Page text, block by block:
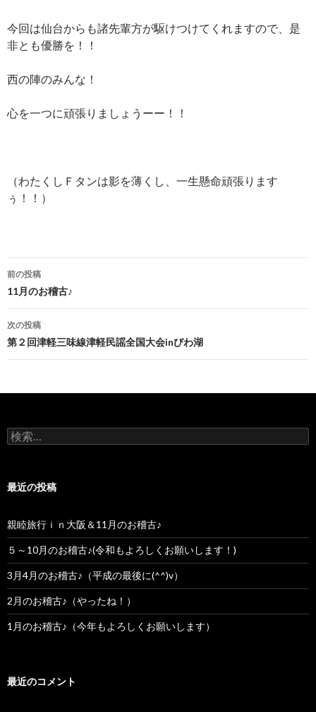
今回は仙台からも諸先輩方が駆けつけてくれますので、是
非とも優勝を！！
西の陣のみんな！
心を一つに頑張りましょうーー！！
（わたくしＦタンは影を薄くし、一生懸命頑張ります
ぅ！！）
投稿ナビゲーション
前の投稿
11月のお稽古♪
次の投稿
第２回津軽三味線津軽民謡全国大会inびわ湖
検索:
最近の投稿
親睦旅行ｉｎ大阪＆11月のお稽古♪
５～10月のお稽古♪(令和もよろしくお願いします！)
3月4月のお稽古♪（平成の最後に(^^)v）
2月のお稽古♪（やったね！）
1月のお稽古♪（今年もよろしくお願いします）
最近のコメント